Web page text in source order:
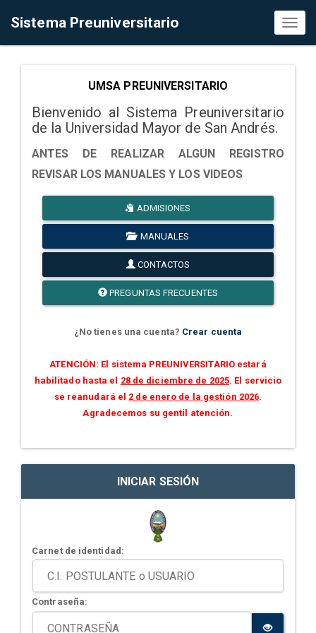
Sistema Preuniversitario
UMSA PREUNIVERSITARIO
Bienvenido al Sistema Preuniversitario
de la Universidad Mayor de San Andrés.
ANTES DE REALIZAR ALGUN REGISTRO
REVISAR LOS MANUALES Y LOS VIDEOS
ADMISIONES
MANUALES
CONTACTOS
PREGUNTAS FRECUENTES
¿No tienes una cuenta? Crear cuenta
ATENCIÓN: El sistema PREUNIVERSITARIO estará
habilitado hasta el 28 de diciembre de 2025. El servicio
se reanudará el 2 de enero de la gestión 2026.
Agradecemos su gentil atención.
INICIAR SESIÓN
Carnet de identidad:
Contraseña: